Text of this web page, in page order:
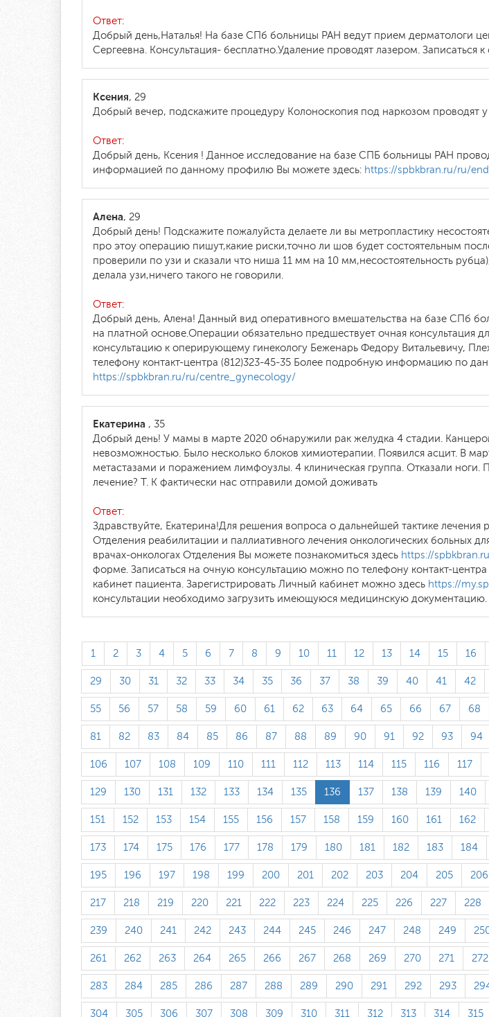
Ответ:
Добрый день,Наталья! На базе СПб больницы РАН ведут прием дерматологи
Сергеевна. Консультация- бесплатно.Удаление проводят лазером.
Ксения, 29
Добрый вечер, подскажите процедуру Колоноскопия под наркозом проводят
Ответ:
Добрый день, Ксения ! Данное исследование на базе СПБ больницы РАН
информацией по данному профилю Вы можете здесь: https://spbkbran.ru/ru/
Алена, 29
Добрый день! Подскажите пожалуйста делаете ли вы метропластику
про этоу операцию пишут,какие риски,точно ли шов будет состоятельным
проверили по узи и сказали что ниша 11 мм на 10 мм,несостоятельность
делала узи,ничего такого не говорили.
Ответ:
Добрый день, Алена! Данный вид оперативного вмешательства на базе СПб
на платной основе.Операции обязательно предшествует очная консультация
консультацию к оперирующему гинекологу Беженарь Федору Витальевичу,
телефону контакт-центра (812)323-45-35 Более подробную информацию по
https://spbkbran.ru/ru/centre_gynecology/
Екатерина , 35
Добрый день! У мамы в марте 2020 обнаружили рак желудка 4 стадии.
невозможностью. Было несколько блоков химиотерапии. Появился асцит. В
метастазами и поражением лимфоузлы. 4 клиническая группа. Отказали
лечение? Т. К фактически нас отправили домой доживать
Ответ:
Здравствуйте, Екатерина!Для решения вопроса о дальнейшей тактике
Отделения реабилитации и паллиативного лечения онкологических больных
врачах-онкологах Отделения Вы можете познакомиться здесь https://
форме. Записаться на очную консультацию можно по телефону контакт-
кабинет пациента. Зарегистрировать Личный кабинет можно здесь https://
консультации необходимо загрузить имеющуюся медицинскую документацию.
1 2 3 4 5 6 7 8 9 10 11 12 13 14 15 16
29 30 31 32 33 34 35 36 37 38 39 40 41 42
55 56 57 58 59 60 61 62 63 64 65 66 67 68
81 82 83 84 85 86 87 88 89 90 91 92 93 94
106 107 108 109 110 111 112 113 114 115 116 117
129 130 131 132 133 134 135 136 137 138 139 140
151 152 153 154 155 156 157 158 159 160 161 162
173 174 175 176 177 178 179 180 181 182 183 184
195 196 197 198 199 200 201 202 203 204 205 206
217 218 219 220 221 222 223 224 225 226 227 228
239 240 241 242 243 244 245 246 247 248 249
261 262 263 264 265 266 267 268 269 270 271 272
283 284 285 286 287 288 289 290 291 292 293
304 305 306 307 308 309 310 311 312 313 314 315